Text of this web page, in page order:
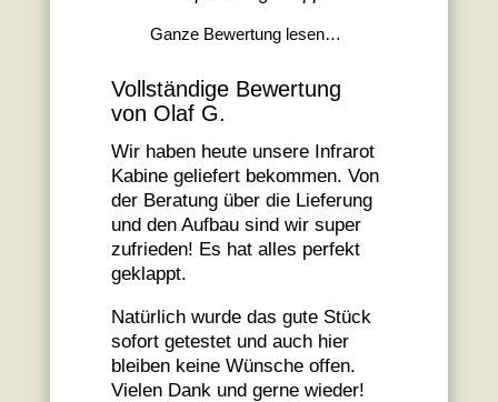
Ganze Bewertung lesen…
Vollständige Bewertung
von Olaf G.
Wir haben heute unsere Infrarot
Kabine geliefert bekommen. Von
der Beratung über die Lieferung
und den Aufbau sind wir super
zufrieden! Es hat alles perfekt
geklappt.
Natürlich wurde das gute Stück
sofort getestet und auch hier
bleiben keine Wünsche offen.
Vielen Dank und gerne wieder!